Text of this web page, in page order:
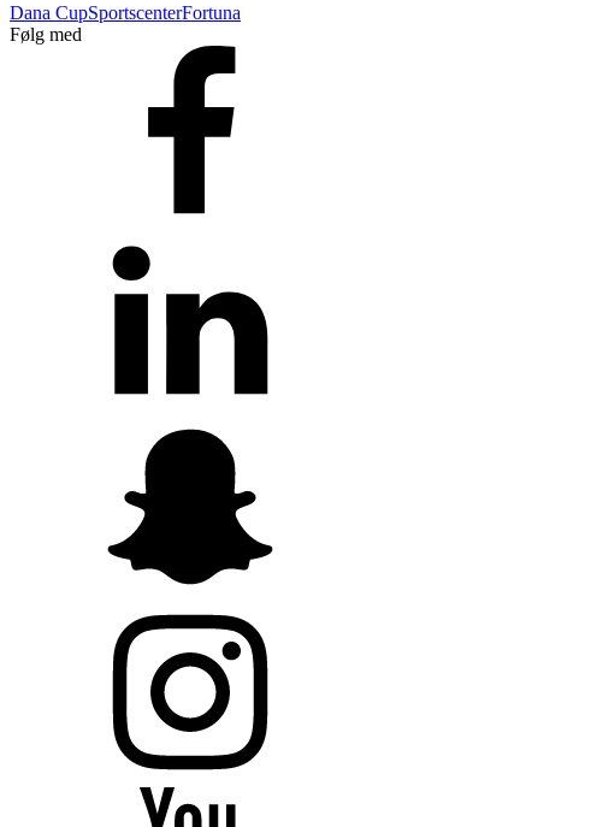
Dana CupSportscenterFortuna
Følg med